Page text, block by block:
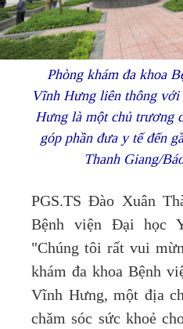
Phòng khám đa khoa
Vĩnh Hưng liên thông
Hưng là một chủ trương
góp phần đưa y tế đến
Thanh Giang/
PGS.TS Đào Xuân
Bệnh viện Đại học
"Chúng tôi rất vui
khám đa khoa Bệnh
Vĩnh Hưng, một địa
chăm sóc sức khoẻ